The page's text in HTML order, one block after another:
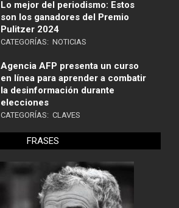
Lo mejor del periodismo: Estos
son los ganadores del Premio
Pulitzer 2024
CATEGORÍAS: NOTICIAS
Agencia AFP presenta un curso
en línea para aprender a combatir
la desinformación durante
elecciones
CATEGORÍAS: CLAVES
FRASES